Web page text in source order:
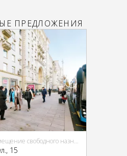
ПРЕДЛОЖЕНИЯ
Инвестиции в помещение свободного назначения (ПСН)
15